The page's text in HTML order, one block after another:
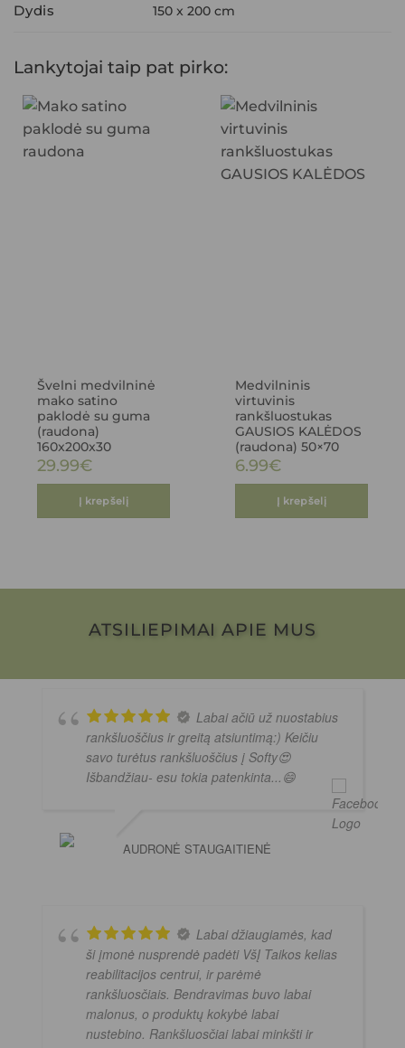
Dydis 150 x 200 cm
Lankytojai taip pat pirko:
Švelni medvilninė
mako satino
paklodė su guma
(raudona)
160x200x30
29.99€
Į krepšelį
Medvilninis
virtuvinis
rankšluostukas
GAUSIOS KALĖDOS
(raudona) 50×70
6.99€
Į krepšelį
ATSILIEPIMAI APIE MUS
Labai ačiū už nuostabius
rankšluoščius ir greitą atsiuntimą:) Keičiu
savo turėtus rankšluoščius į Softy😍
Išbandžiau- esu tokia patenkinta...😄
AUDRONĖ STAUGAITIENĖ
Labai džiaugiamės, kad
ši įmonė nusprendė padėti VšĮ Taikos kelias
reabilitacijos centrui, ir parėmė
rankšluosčiais. Bendravimas buvo labai
malonus, o produktų kokybė labai
nustebino. Rankšluosčiai labai minkšti ir